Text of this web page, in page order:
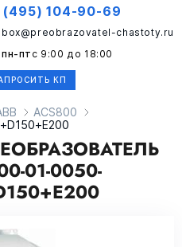
КП
box@preobrazovatel-chastoty.ru
(495) 104-90-69
пн-пт с 9:00 до 18:00
ACS800
01-0050-